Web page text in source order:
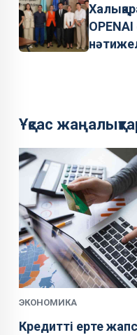
OPENAI
Ұқсас
ЭКОНОМИКА
Кредитті ерте